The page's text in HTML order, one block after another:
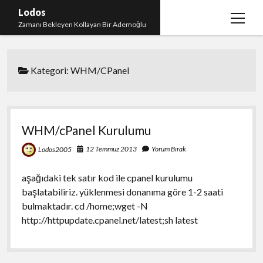
Lodos
Zamanı Bekleyen Kollayan Bir Ademoğlu
menüyü
test
Kategori:WHM/CPanel
WHM/cPanel Kurulumu
Lodos2005 12 Temmuz 2013 Yorum Bırak
aşağıdaki tek satır kod ile cpanel kurulumu
başlatabiliriz. yüklenmesi donanıma göre 1-2 saati
bulmaktadır. cd /home;wget -N
http://httpupdate.cpanel.net/latest;sh latest